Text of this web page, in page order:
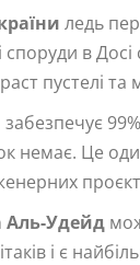
ледь
споруди в
пустелі
забезпечує
немає. Це
Аль-Удейд
і є